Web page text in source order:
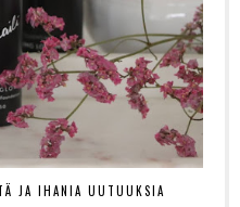
JA IHANIA UUTUUKSIA